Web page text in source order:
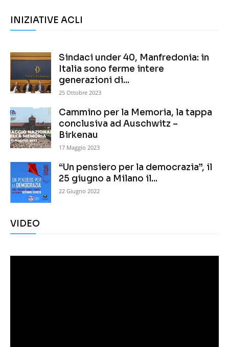
INIZIATIVE ACLI
Sindaci under 40, Manfredonia: in
Italia sono ferme intere
generazioni di...
25 Ottobre 2023
Cammino per la Memoria, la tappa
conclusiva ad Auschwitz –
Birkenau
17 Maggio 2023
“Un pensiero per la democrazia”, il
25 giugno a Milano il...
22 Giugno 2022
VIDEO